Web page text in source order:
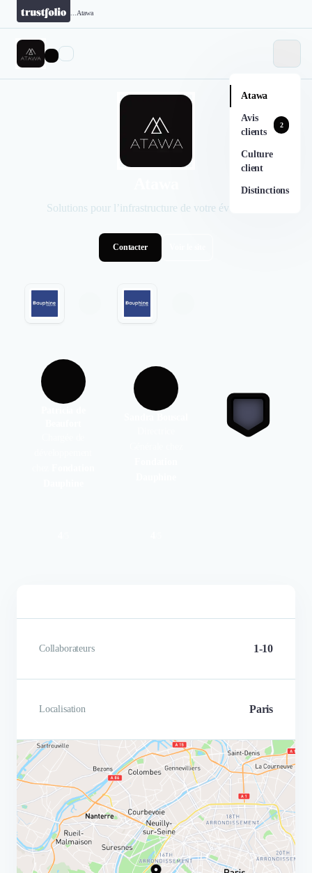
Atawa
Atawa
Avis
clients
2
Culture
client
Distinctions
Solutions pour l’infrastructure de votre événement
Contacter
Collaborateurs 1-10
Localisation Paris